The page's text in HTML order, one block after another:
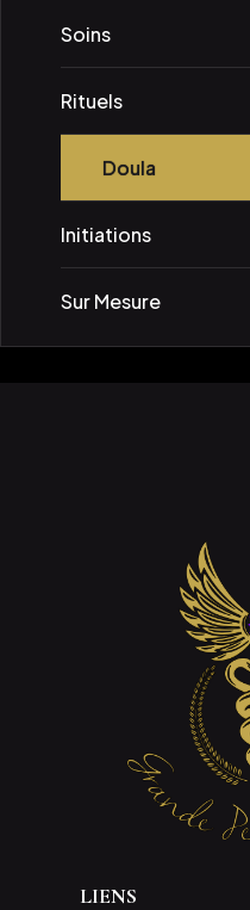
Soins
Rituels
Doula
Initiations
Sur Mesure
LIENS